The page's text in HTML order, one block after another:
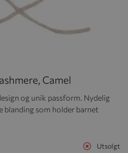
Camel
og unik passform. Nydelig
blanding som holder barnet
Utsolgt